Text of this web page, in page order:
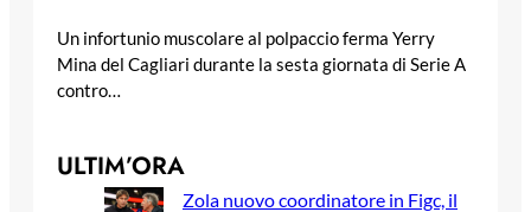
Un infortunio muscolare al polpaccio ferma Yerry
Mina del Cagliari durante la sesta giornata di Serie A
contro…
ULTIM’ORA
Zola nuovo coordinatore in Figc, il